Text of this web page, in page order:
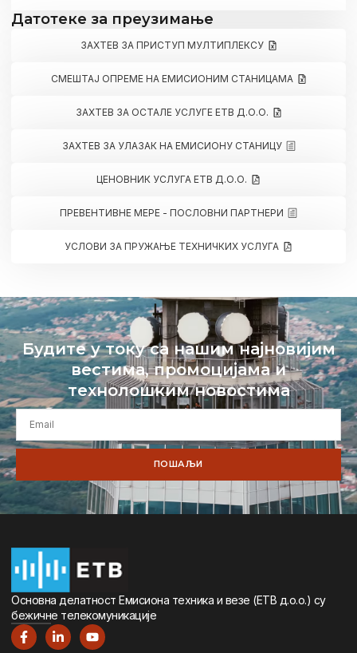
Датотеке за преузимање
ЗАХТЕВ ЗА ПРИСТУП МУЛТИПЛЕКСУ
СМЕШТАЈ ОПРЕМЕ НА ЕМИСИОНИМ СТАНИЦАМА
ЗАХТЕВ ЗА ОСТАЛЕ УСЛУГЕ ЕТВ Д.О.О.
ЗАХТЕВ ЗА УЛАЗАК НА ЕМИСИОНУ СТАНИЦУ
ЦЕНОВНИК УСЛУГА ЕТВ Д.О.О.
ПРЕВЕНТИВНЕ МЕРЕ - ПОСЛОВНИ ПАРТНЕРИ
УСЛОВИ ЗА ПРУЖАЊЕ ТЕХНИЧКИХ УСЛУГА
Будите у току са нашим најновијим
вестима, промоцијама и
технолошким новостима
ПОШАЉИ
Oсновна дeлатност Eмисиона тeхника и вeзe (ETВ д.о.о.) су
бeжичнe тeлeкомуникацијe